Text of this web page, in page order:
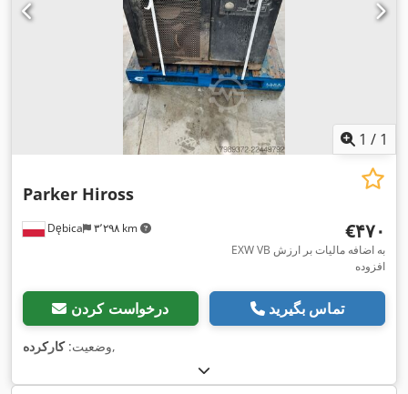
1 / 1
Dębica ۳٬۲۹۸ km
Parker Hiross
‎€۴۷۰
EXW VB به اضافه مالیات بر ارزش
افزوده
درخواست کردن تماس بگیرید
وضعیت:کارکرده ,